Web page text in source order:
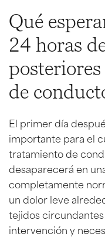
Qué
24 horas
de
El primer día
importante para el
tratamiento de
desaparecerá en
completamente
un dolor leve
tejidos
intervención y